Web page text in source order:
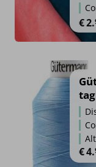
€2.
€4.